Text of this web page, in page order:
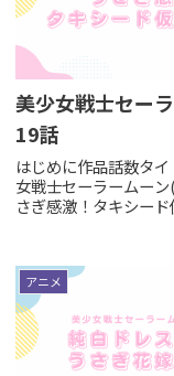
美少女戦士セー
19話
はじめに作品話数タ
女戦士セーラームー
さぎ感激！タキシー
1992/07/25恋文サン
ト。そしておそらく
りの伏線回。変身ポ
ライトネフライトはジ
アニメ